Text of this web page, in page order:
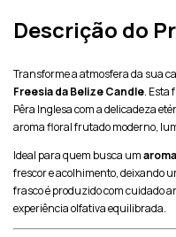
Descrição do
Transforme a atmosfera da sua
Freesia da Belize Candle. Esta
Pêra Inglesa com a delicadeza
aroma floral frutado moderno,
Ideal para quem busca um
frescor e acolhimento, deixando
frasco é produzido com cuidado
experiência olfativa equilibrada.